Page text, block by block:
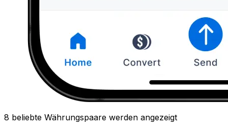
8 beliebte Währungspaare werden angezeigt